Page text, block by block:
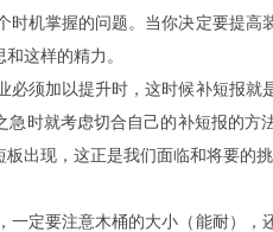
机掌握的问题。当你决定要提高
这样的精力。
须加以提升时，这时候补短报就
时就考虑切合自己的补短报的方
出现，这正是我们面临和将要的挑
定要注意木桶的大小（能耐），